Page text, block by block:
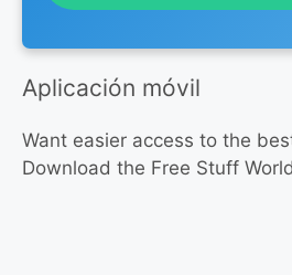
Aplicación móvil
Want easier access to the
Download the Free Stuff